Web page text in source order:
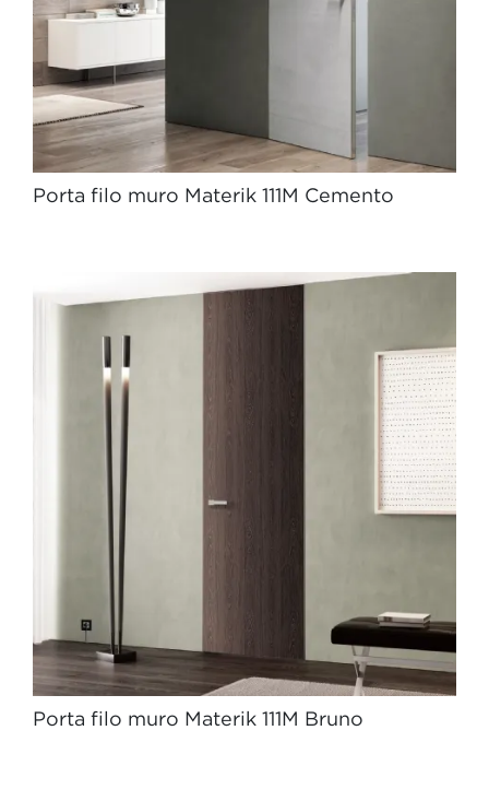
Porta filo muro Materik 111M Cemento
Porta filo muro Materik 111M Bruno